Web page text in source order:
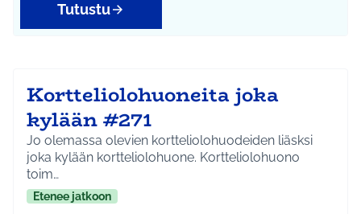
Tutustu
Kortteliolohuoneita joka
kylään #271
Jo olemassa olevien kortteliolohuodeiden liäsksi
joka kylään kortteliolohuone. Kortteliolohuono
toim…
Etenee jatkoon